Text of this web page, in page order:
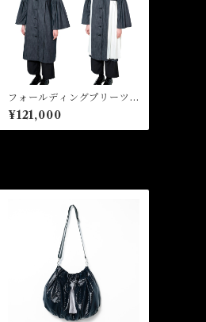
フォールディングプリーツ
ステンコート Folding Ple
ats Stainless Coat
¥121,000